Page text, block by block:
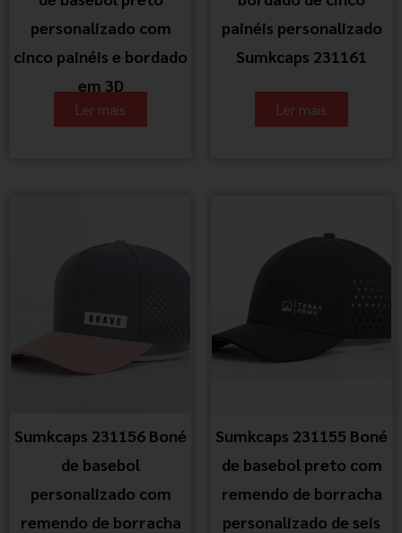
personalizado com
cinco painéis e bordado
em 3D
Ler mais
painéis personalizado
Sumkcaps 231161
Ler mais
Sumkcaps 231156 Boné
de basebol
personalizado com
remendo de borracha
Sumkcaps 231155 Boné
de basebol preto com
remendo de borracha
personalizado de seis